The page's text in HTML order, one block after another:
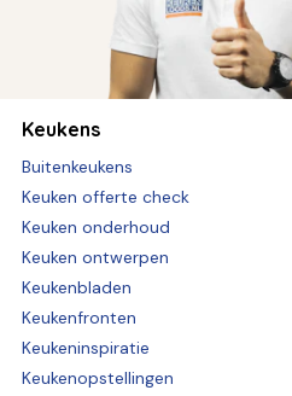
Keukens
Buitenkeukens
Keuken offerte check
Keuken onderhoud
Keuken ontwerpen
Keukenbladen
Keukenfronten
Keukeninspiratie
Keukenopstellingen